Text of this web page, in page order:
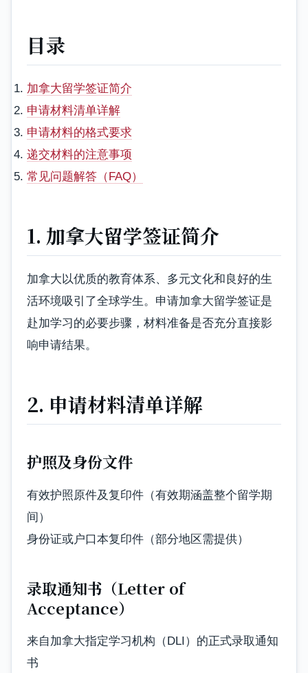
目录
加拿大留学签证简介
申请材料清单详解
申请材料的格式要求
递交材料的注意事项
常见问题解答（FAQ）
1. 加拿大留学签证简介
加拿大以优质的教育体系、多元文化和良好的生
活环境吸引了全球学生。申请加拿大留学签证是
赴加学习的必要步骤，材料准备是否充分直接影
响申请结果。
2. 申请材料清单详解
护照及身份文件
有效护照原件及复印件（有效期涵盖整个留学期
间）
身份证或户口本复印件（部分地区需提供）
录取通知书（Letter of
Acceptance）
来自加拿大指定学习机构（DLI）的正式录取通知
书